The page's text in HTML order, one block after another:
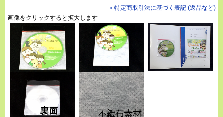
» 特定商取引法に基づく表記 (返品など)
画像をクリックすると拡大します